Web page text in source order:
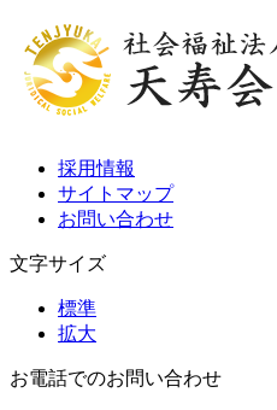
採用情報
サイトマップ
お問い合わせ
文字サイズ
標準
拡大
お電話でのお問い合わせ